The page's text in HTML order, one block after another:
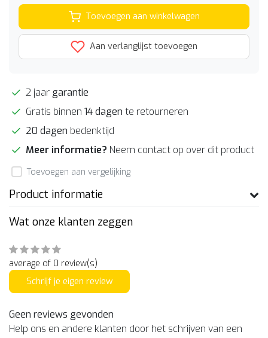
Toevoegen aan winkelwagen
Aan verlanglijst toevoegen
2 jaar garantie
Gratis binnen 14 dagen te retourneren
20 dagen bedenktijd
Meer informatie? Neem contact op over dit product
Toevoegen aan vergelijking
Product informatie
Wat onze klanten zeggen
average of 0 review(s)
Schrijf je eigen review
Geen reviews gevonden
Help ons en andere klanten door het schrijven van een